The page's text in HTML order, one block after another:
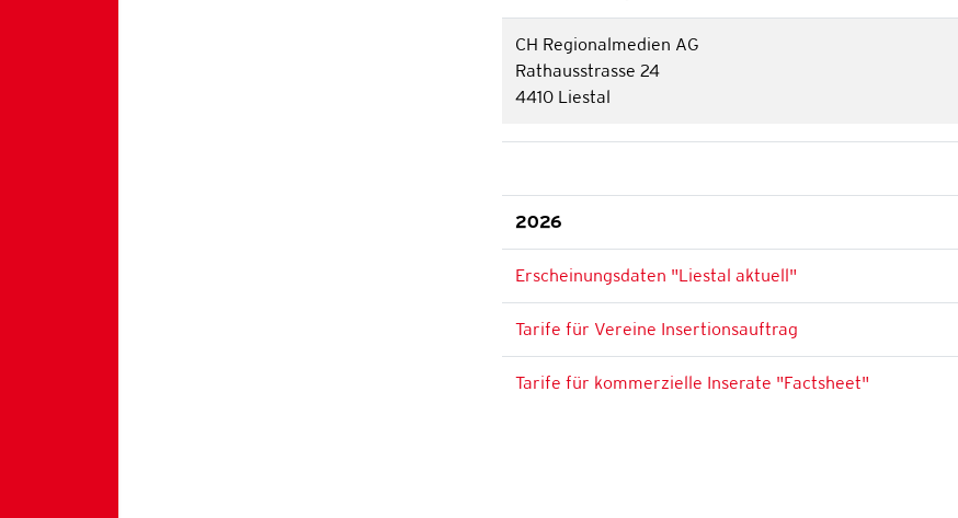
CH Regionalmedien AG
Rathausstrasse 24
4410 Liestal
2026
Erscheinungsdaten "Liestal aktuell"
Tarife für Vereine Insertionsauftrag
Tarife für kommerzielle Inserate "Factsheet"